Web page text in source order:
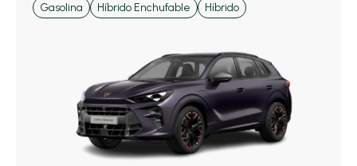
Gasolina Híbrido Enchufable Híbrido